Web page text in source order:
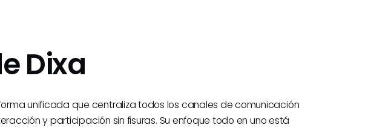
Dixa
unificada que centraliza todos los canales de comunicación
y participación sin fisuras. Su enfoque todo en uno está